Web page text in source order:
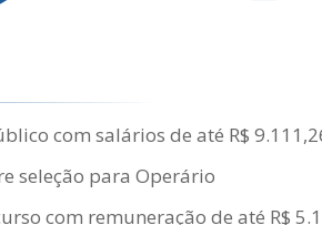
com salários de até R$
seleção para Operário
com remuneração de até R$